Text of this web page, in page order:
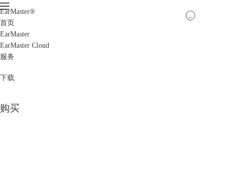
EarMaster®
首页
EarMaster
EarMaster Cloud
服务
下载
购买
EarMaster Cloud
工具